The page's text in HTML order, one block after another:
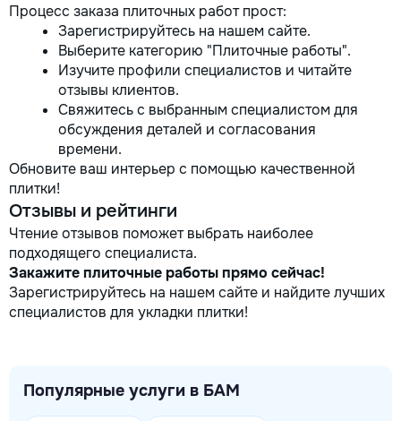
Процесс заказа плиточных работ прост:
Зарегистрируйтесь на нашем сайте.
Выберите категорию "Плиточные работы".
Изучите профили специалистов и читайте
отзывы клиентов.
Свяжитесь с выбранным специалистом для
обсуждения деталей и согласования
времени.
Обновите ваш интерьер с помощью качественной
плитки!
Отзывы и рейтинги
Чтение отзывов поможет выбрать наиболее
подходящего специалиста.
Закажите плиточные работы прямо сейчас!
Зарегистрируйтесь на нашем сайте и найдите лучших
специалистов для укладки плитки!
Популярные услуги в БАМ